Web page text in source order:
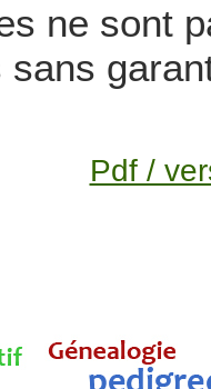
ne sont
Pdf /